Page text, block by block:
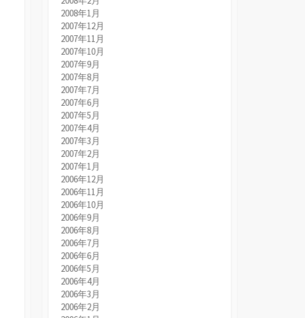
2008年1月
2007年12月
2007年11月
2007年10月
2007年9月
2007年8月
2007年7月
2007年6月
2007年5月
2007年4月
2007年3月
2007年2月
2007年1月
2006年12月
2006年11月
2006年10月
2006年9月
2006年8月
2006年7月
2006年6月
2006年5月
2006年4月
2006年3月
2006年2月